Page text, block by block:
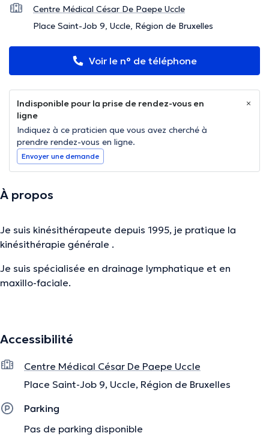
Centre Médical César De Paepe Uccle
Place Saint-Job 9, Uccle, Région de Bruxelles
Voir le n° de téléphone
Indisponible pour la prise de rendez-vous en
ligne
Indiquez à ce praticien que vous avez cherché à
prendre rendez-vous en ligne.
Envoyer une demande
À propos
Je suis kinésithérapeute depuis 1995, je pratique la
kinésithérapie générale .
Je suis spécialisée en drainage lymphatique et en
maxillo-faciale.
informations vérifiées.
Accessibilité
Centre Médical César De Paepe Uccle
Place Saint-Job 9, Uccle, Région de Bruxelles
Parking
Pas de parking disponible